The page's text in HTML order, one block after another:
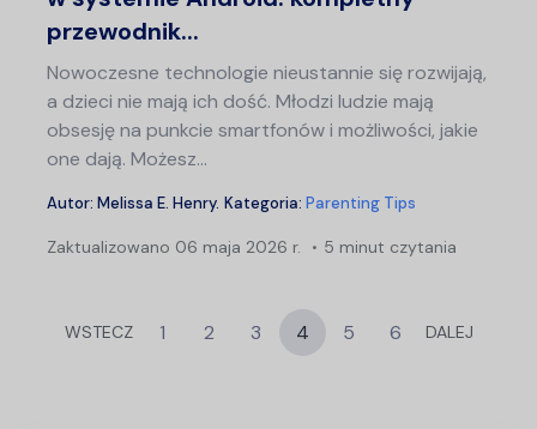
przewodnik...
Nowoczesne technologie nieustannie się rozwijają,
a dzieci nie mają ich dość. Młodzi ludzie mają
obsesję na punkcie smartfonów i możliwości, jakie
one dają. Możesz...
Autor: Melissa E. Henry. Kategoria: Parenting Tips
Zaktualizowano 06 maja 2026 r. 5 minut czytania
WSTECZ 1 2 3 4 5 6 DALEJ